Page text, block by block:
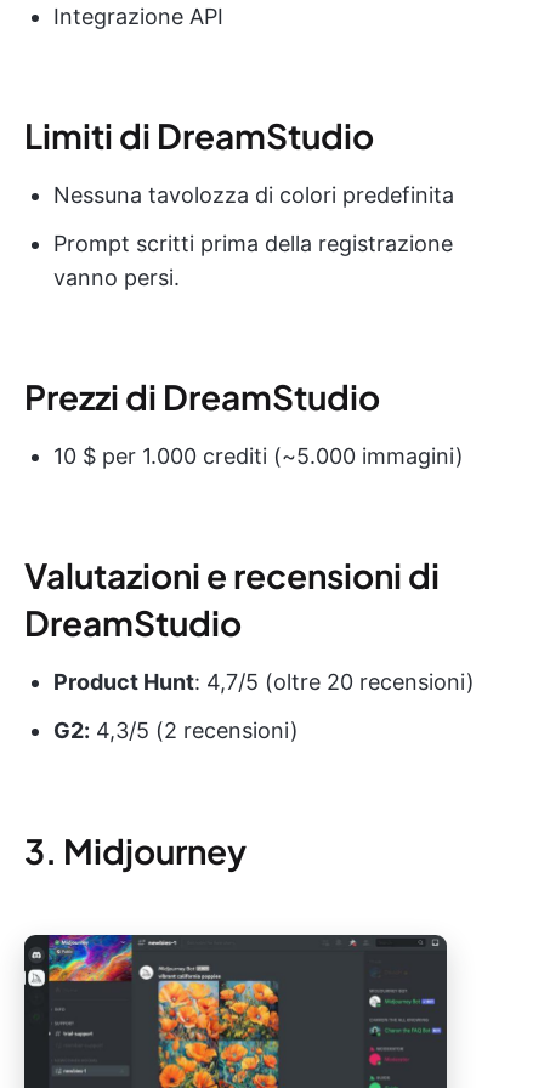
Integrazione API
Limiti di DreamStudio
Nessuna tavolozza di colori predefinita
Prompt scritti prima della registrazione
vanno persi.
Prezzi di DreamStudio
10 $ per 1.000 crediti (~5.000 immagini)
Valutazioni e recensioni di
DreamStudio
Product Hunt: 4,7/5 (oltre 20 recensioni)
G2: 4,3/5 (2 recensioni)
3. Midjourney